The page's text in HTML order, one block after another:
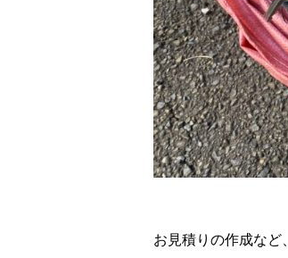
お見積りの作成など、